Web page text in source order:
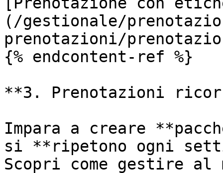
(/gestionale/
prenotazioni/
{% endcontent-ref %}
**3. Prenotazioni
Impara a creare
si **ripetono ogni
Scopri come gestire